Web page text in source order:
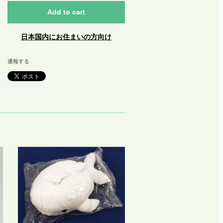
Add to cart
日本国内にお住まいの方向け
通報する